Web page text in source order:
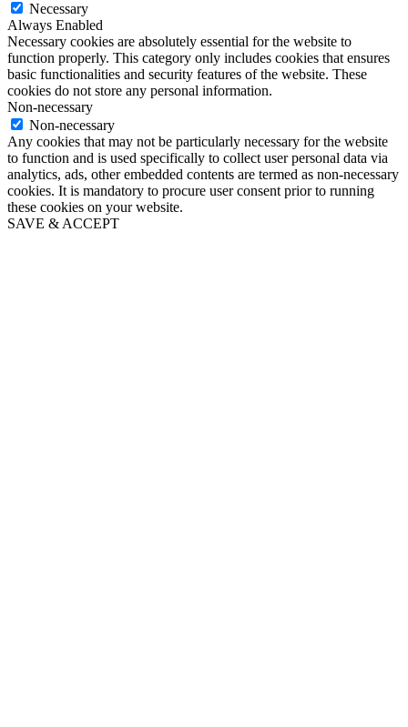
Necessary
Always Enabled
Necessary cookies are absolutely essential for the website to
function properly. This category only includes cookies that ensures
basic functionalities and security features of the website. These
cookies do not store any personal information.
Non-necessary
Non-necessary
Any cookies that may not be particularly necessary for the website
to function and is used specifically to collect user personal data via
analytics, ads, other embedded contents are termed as non-necessary
cookies. It is mandatory to procure user consent prior to running
these cookies on your website.
SAVE & ACCEPT